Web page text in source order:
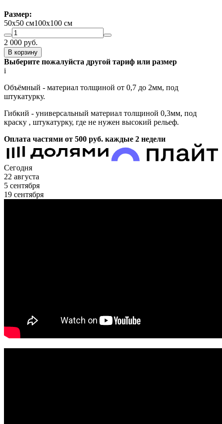
Размер:
50х50 см100х100 см
2 000 руб.
В корзину
Выберите пожалуйста другой тариф или размер
i
Объёмный - материал толщиной от 0,7 до 2мм, под
штукатурку.
Гибкий - универсальный материал толщиной 0,3мм, под
краску , штукатурку, где не нужен высокий рельеф.
Оплата частями от 500 руб. каждые 2 недели
Сегодня
22 августа
5 сентября
19 сентября